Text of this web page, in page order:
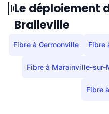
Le déploiement
Bralleville
Fibre à Germonville Fibre
Fibre à Marainville-sur-
Fibre